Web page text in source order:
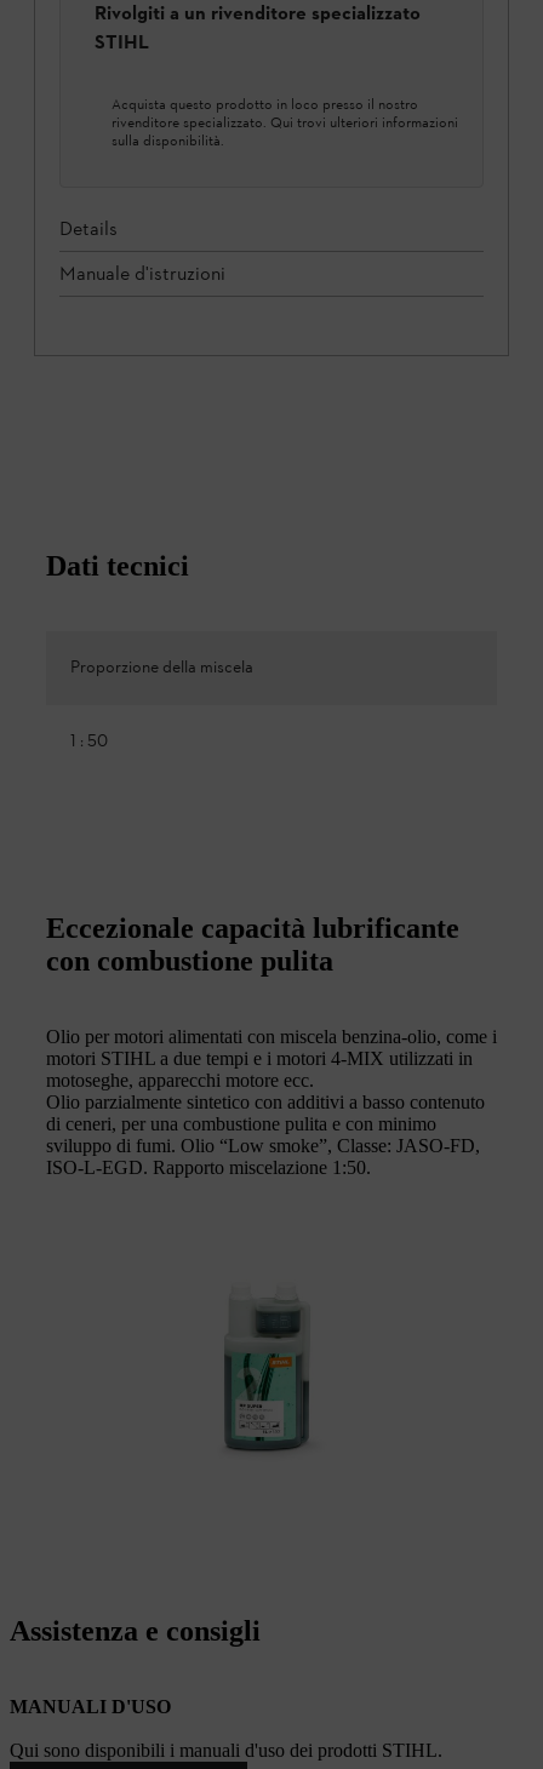
Rivolgiti a un rivenditore specializzato
STIHL
Acquista questo prodotto in loco presso il nostro
rivenditore specializzato. Qui trovi ulteriori informazioni
sulla disponibilità.
Details
Manuale d'istruzioni
Dati tecnici
Proporzione della miscela
1 : 50
Eccezionale capacità lubrificante
con combustione pulita
Olio per motori alimentati con miscela benzina-olio, come i
motori STIHL a due tempi e i motori 4-MIX utilizzati in
motoseghe, apparecchi motore ecc.
Olio parzialmente sintetico con additivi a basso contenuto
di ceneri, per una combustione pulita e con minimo
sviluppo di fumi. Olio “Low smoke”, Classe: JASO-FD,
ISO-L-EGD. Rapporto miscelazione 1:50.
Assistenza e consigli
MANUALI D'USO
Qui sono disponibili i manuali d'uso dei prodotti STIHL.